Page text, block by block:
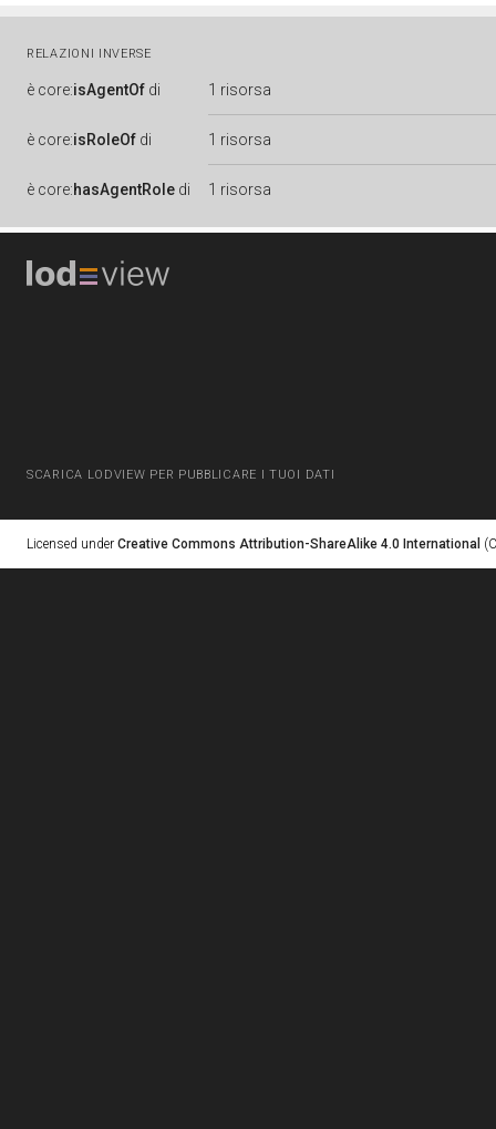
RELAZIONI INVERSE
è core:isAgentOf di 1 risorsa
è core:isRoleOf di 1 risorsa
è core:hasAgentRole di 1 risorsa
SCARICA LODVIEW PER PUBBLICARE I TUOI DATI
Licensed under Creative Commons Attribution-ShareAlike 4.0 International